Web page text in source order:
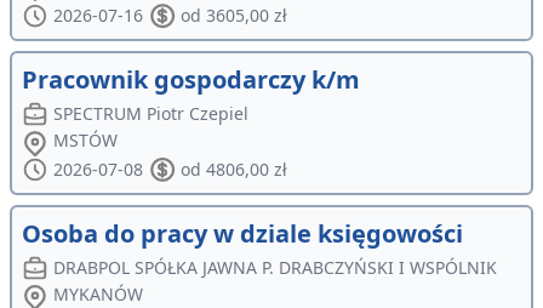
2026-07-16
od 3605,00 zł
Pracownik gospodarczy k/m
SPECTRUM Piotr Czepiel
MSTÓW
2026-07-08
od 4806,00 zł
Osoba do pracy w dziale księgowości
DRABPOL SPÓŁKA JAWNA P. DRABCZYŃSKI I WSPÓLNIK
MYKANÓW